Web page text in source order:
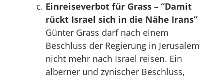
Einreiseverbot für Grass – “Damit
rückt Israel sich in die Nähe Irans”
Günter Grass darf nach einem
Beschluss der Regierung in Jerusalem
nicht mehr nach Israel reisen. Ein
alberner und zynischer Beschluss,